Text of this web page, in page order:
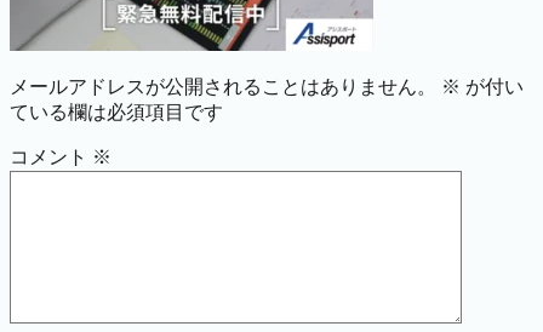
メールアドレスが公開されることはありません。 ※ が付い
ている欄は必須項目です
コメント ※